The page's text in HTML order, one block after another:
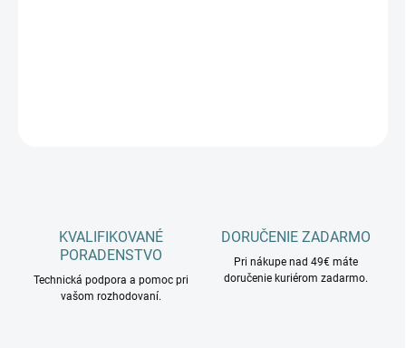
KVALIFIKOVANÉ
PORADENSTVO
Technická podpora a pomoc pri
vašom rozhodovaní.
DORUČENIE ZADARMO
Pri nákupe nad 49€ máte
doručenie kuriérom zadarmo.